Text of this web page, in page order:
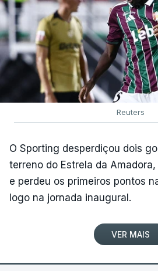
Reuters
O Sporting desperdiçou dois
terreno do Estrela da
e perdeu os primeiros pontos
logo na jornada inaugural.
VER MAIS